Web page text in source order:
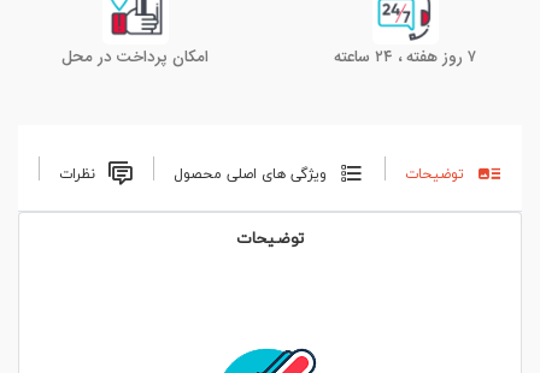
۷ روز هفته ، ۲۴ ساعته امکان پرداخت در محل
توضیحات ویژگی های اصلی محصول نظرات
توضیحات